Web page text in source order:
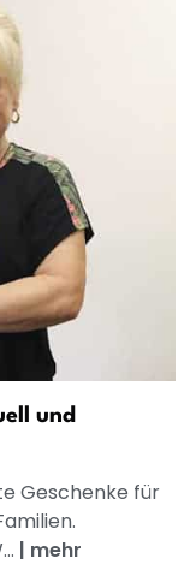
und
Geschenke für
| mehr